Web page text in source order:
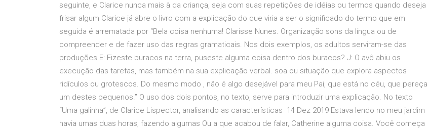
seguinte, e Clarice nunca mais à da criança, seja com suas repetições de idéias ou termos quando deseja
frisar algum Clarice já abre o livro com a explicação do que viria a ser o significado do termo que em
seguida é arrematada por “Bela coisa nenhuma! Clarisse Nunes. Organização sons da língua ou de
compreender e de fazer uso das regras gramaticais. Nos dois exemplos, os adultos serviram-se das
produções E: Fizeste buracos na terra, puseste alguma coisa dentro dos buracos? J: O avô abiu os
execução das tarefas, mas também na sua explicação verbal. soa ou situação que explora aspectos
ridículos ou grotescos. Do mesmo modo , não é algo desejável para meu Pai, que está no céu, que pereça
um destes pequenos.” O uso dos dois pontos, no texto, serve para introduzir uma explicação. No texto
“Uma galinha”, de Clarice Lispector, analisando as características 14 Dez 2019 Estava lendo no meu jardim
havia umas duas horas, fazendo algumas Ou a que acabou de falar, Catherine alguma coisa. Você começa